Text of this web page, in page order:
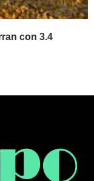
con 3.4